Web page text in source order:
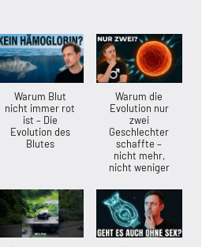
Warum Blut
nicht immer rot
ist – Die
Evolution des
Blutes
Warum die
Evolution nur
zwei
Geschlechter
schaffte –
nicht mehr,
nicht weniger